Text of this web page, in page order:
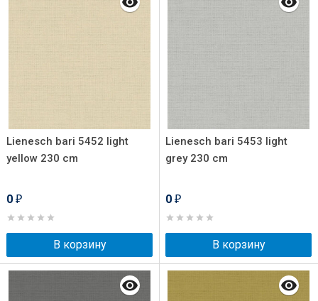
Lienesch bari 5452 light
yellow 230 cm
0 ₽
В корзину
Lienesch bari 5453 light
grey 230 cm
0 ₽
В корзину